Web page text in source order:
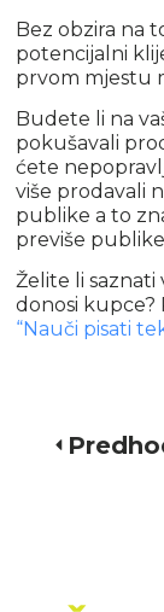
Bez obzira na
potencijalni
prvom mjestu
Budete li na
pokušavali
ćete
više prodavali
publike a to
previše
Želite li saznati
donosi kupce?
“Nauči pisati